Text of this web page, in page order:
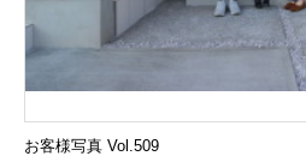
お客様写真 Vol.509